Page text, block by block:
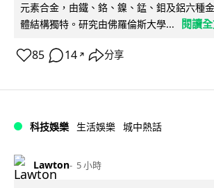
元素合金，由鐵、鉻、鎳、錳、鉬及鋁六種
體結構獨特。研究由佛羅倫斯大學...
閱讀
85 14 ↗ 分享
科技娛樂 生活娛樂 城中熱話
Lawton 5 小時